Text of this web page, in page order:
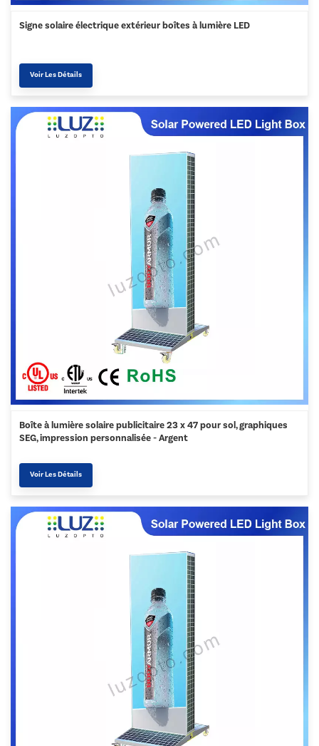
Signe solaire électrique extérieur boîtes à lumière LED
Voir Les Détails
Boîte à lumière solaire publicitaire 23 x 47 pour sol, graphiques
SEG, impression personnalisée - Argent
Voir Les Détails